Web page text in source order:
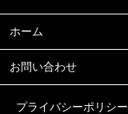
ホーム
お問い合わせ
プライバシーポリシー